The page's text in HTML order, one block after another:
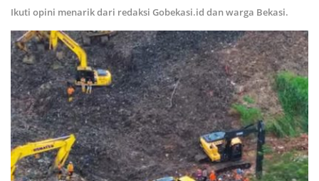
Ikuti opini menarik dari redaksi Gobekasi.id dan warga Bekasi.